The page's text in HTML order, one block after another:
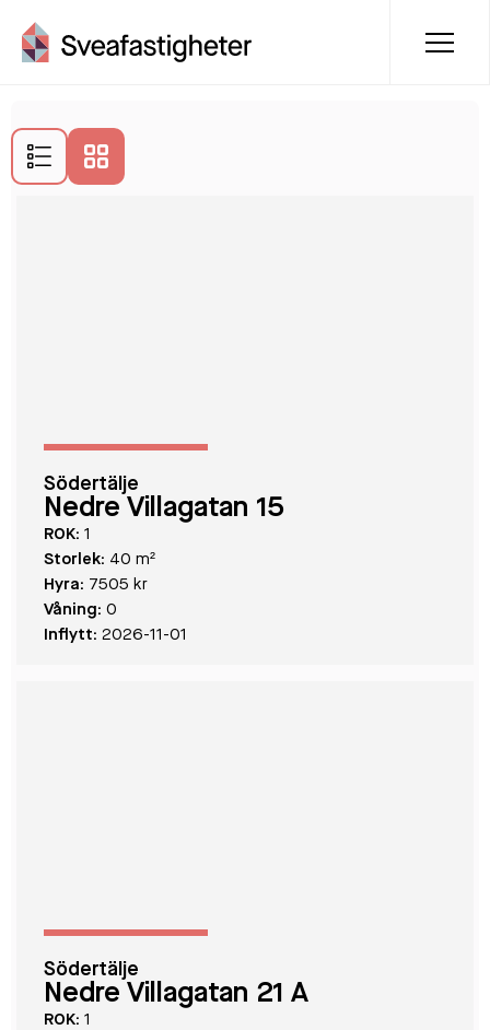
Lediga lägenheter i Södertälje
Södertälje
Nedre Villagatan 15
ROK: 1
Storlek: 40 m²
Hyra: 7505 kr
Våning: 0
Inflytt: 2026-11-01
Södertälje
Nedre Villagatan 21 A
ROK: 1